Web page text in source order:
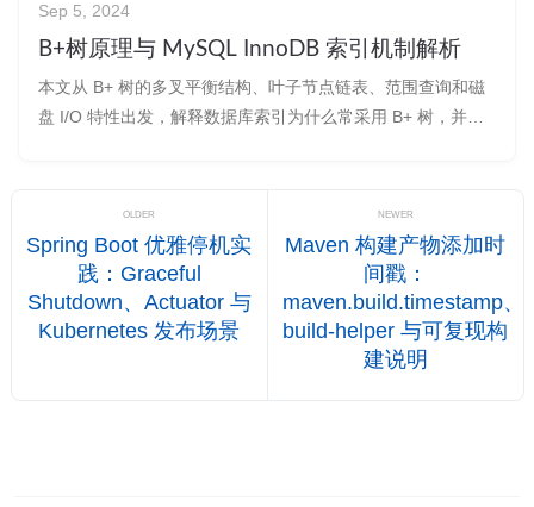
Sep 5, 2024
B+树原理与 MySQL InnoDB 索引机制解析
本文从 B+ 树的多叉平衡结构、叶子节点链表、范围查询和磁
盘 I/O 特性出发，解释数据库索引为什么常采用 B+ 树，并结
OLDER
Spring Boot 优雅停机实
践：Graceful
Shutdown、Actuator 与
Kubernetes 发布场景
NEWER
Maven 构建产物添加时
间戳：
maven.build.timestamp、
build-helper 与可复现构
建说明